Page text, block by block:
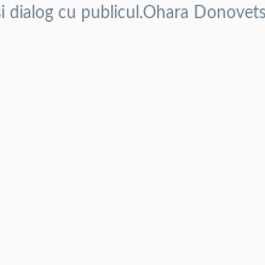
dialog cu publicul.Ohara